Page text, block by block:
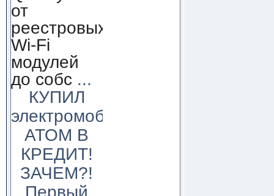
от
реестровых
Wi-Fi
модулей
до собс ...
КУПИЛ
электромобиль
АТОМ В
КРЕДИТ!
ЗАЧЕМ?!
Первый